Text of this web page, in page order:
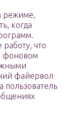
режиме,
когда
что
фоновом
файервол
пользователь